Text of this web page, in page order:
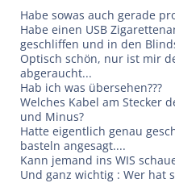
Habe sowas auch gerade
Habe einen USB
geschliffen und in den
Optisch schön, nur ist mir
abgeraucht...
Hab ich was übersehen???
Welches Kabel am Stecker
und Minus?
Hatte eigentlich genau
basteln angesagt....
Kann jemand ins WIS
Und ganz wichtig : Wer hat